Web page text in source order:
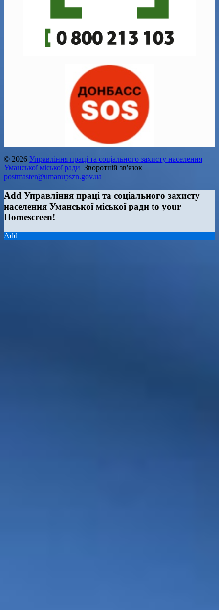
© 2026 Управління праці та соціального захисту населення
Уманської міської ради Зворотній зв'язок
postmaster@umanupszn.gov.ua
Add Управління праці та соціального захисту
населення Уманської міської ради to your
Homescreen!
Add